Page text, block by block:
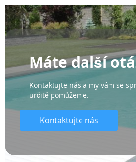
Máte další
Kontaktujte nás a my vám se
určitě pomůžeme.
Kontaktujte nás